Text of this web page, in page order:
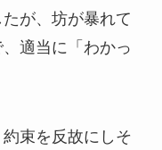
が、坊が暴れて
適当に「わかっ
束を反故にしそ